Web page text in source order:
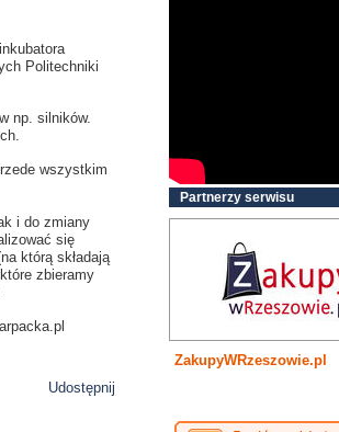
Politechniki
np. silników.
wszystkim
i do zmiany
się
którą składają
zbieramy
Udostępnij
Partnerzy serwisu
ZakupyWRzeszowie.pl